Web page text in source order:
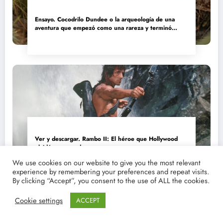
Ensayo. Cocodrilo Dundee o la arqueología de una
aventura que empezó como una rareza y terminó
Ver y descargar. Rambo II: El héroe que Hollywood
olvidó comprender
We use cookies on our website to give you the most relevant
experience by remembering your preferences and repeat visits.
By clicking “Accept”, you consent to the use of ALL the cookies.
Cookie settings
ACCEPT